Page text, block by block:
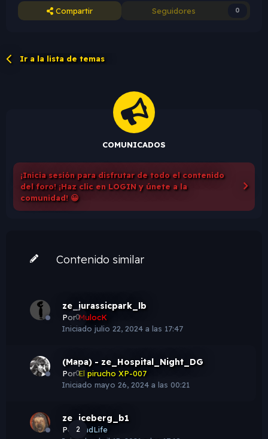
Compartir Seguidores 0
Ir a la lista de temas
COMUNICADOS
¡Inicia sesión para disfrutar de todo el contenido
del foro! ¡Haz clic en LOGIN y únete a la
comunidad! 😀
Contenido similar
0
ze_jurassicpark_lb
PorMulocK
Iniciado julio 22, 2024 a las 17:47
0
(Mapa) - ze_Hospital_Night_DG
PorEl pirucho XP-007
Iniciado mayo 26, 2024 a las 00:21
2
ze_iceberg_b1
PorBadLife